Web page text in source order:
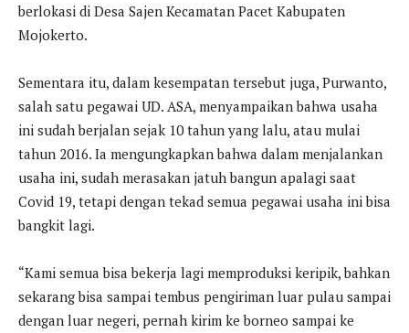
berlokasi di Desa Sajen Kecamatan Pacet Kabupaten
Mojokerto.
Sementara itu, dalam kesempatan tersebut juga, Purwanto,
salah satu pegawai UD. ASA, menyampaikan bahwa usaha
ini sudah berjalan sejak 10 tahun yang lalu, atau mulai
tahun 2016. Ia mengungkapkan bahwa dalam menjalankan
usaha ini, sudah merasakan jatuh bangun apalagi saat
Covid 19, tetapi dengan tekad semua pegawai usaha ini bisa
bangkit lagi.
“Kami semua bisa bekerja lagi memproduksi keripik, bahkan
sekarang bisa sampai tembus pengiriman luar pulau sampai
dengan luar negeri, pernah kirim ke borneo sampai ke